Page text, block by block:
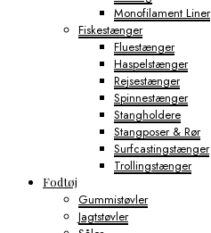
Monofilament Liner
Fiskestænger
Fluestænger
Haspelstænger
Rejsestænger
Spinnestænger
Stangholdere
Stangposer & Rør
Surfcastingstænger
Trollingstænger
Fodtøj
Gummistøvler
Jagtstøvler